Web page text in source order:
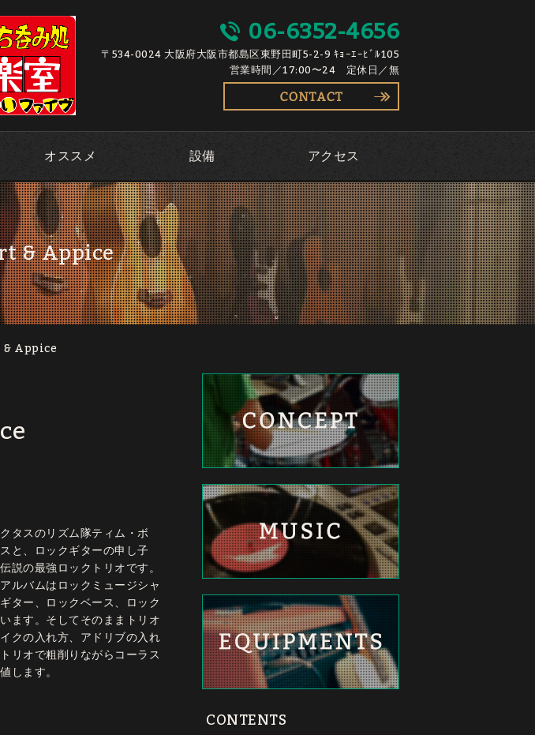
06-6352-4656
〒534-0024 大阪府大阪市都島区東野田町5-2-9 ｷｮｰｴｰﾋﾞﾙ105
営業時間／17:00〜24 定休日／無
オススメ 設備 アクセス
& Appice
& Appice
タスのリズム隊ティム・ボ
と、ロックギターの申し子
説の最強ロックトリオです。
ルバムはロックミュージシャ
ター、ロックベース、ロック
ます。そしてそのままトリオ
クの入れ方、アドリブの入れ
リオで粗削りながらコーラス
します。
CONTENTS